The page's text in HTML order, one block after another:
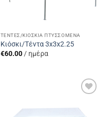
ΤΈΝΤΕΣ/ΚΙΌΣΚΙΑ ΠΤΥΣΣΌΜΕΝΑ
Κιόσκι/Τέντα 3x3x2.25
€60.00/ ημέρα
Wishlist